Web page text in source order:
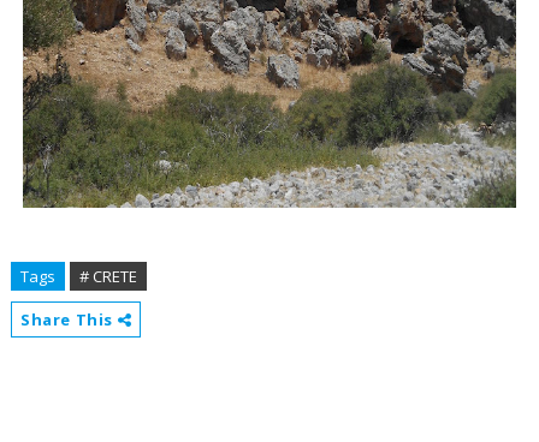
Tags
# CRETE
Share This